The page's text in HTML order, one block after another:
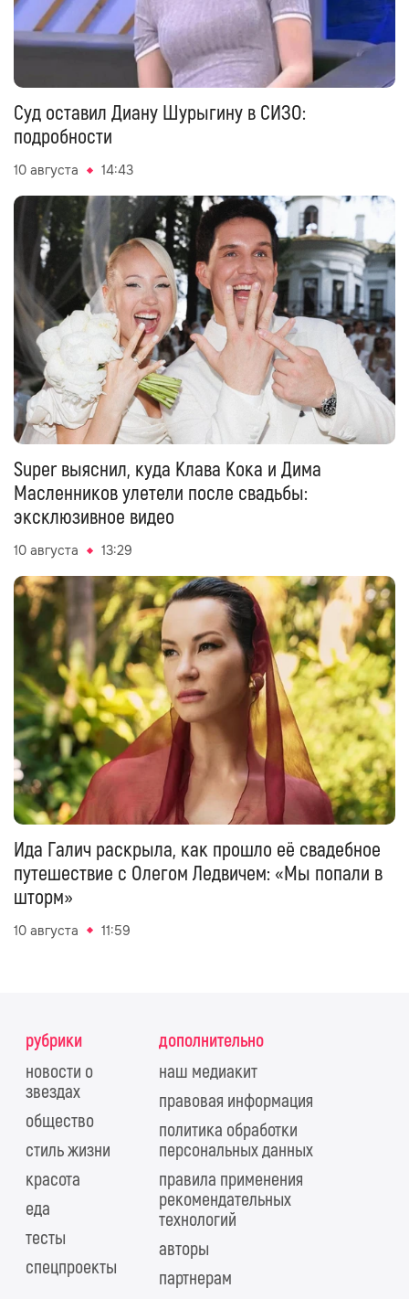
Суд оставил Диану Шурыгину в СИЗО:
подробности
10 августа 14:43
Super выяснил, куда Клава Кока и Дима
Масленников улетели после свадьбы:
эксклюзивное видео
10 августа 13:29
Ида Галич раскрыла, как прошло её свадебное
путешествие с Олегом Ледвичем: «Мы попали в
шторм»
10 августа 11:59
рубрики
новости о
звездах
общество
стиль жизни
красота
еда
тесты
спецпроекты
дополнительно
наш медиакит
правовая информация
политика обработки
персональных данных
правила применения
рекомендательных
технологий
авторы
партнерам